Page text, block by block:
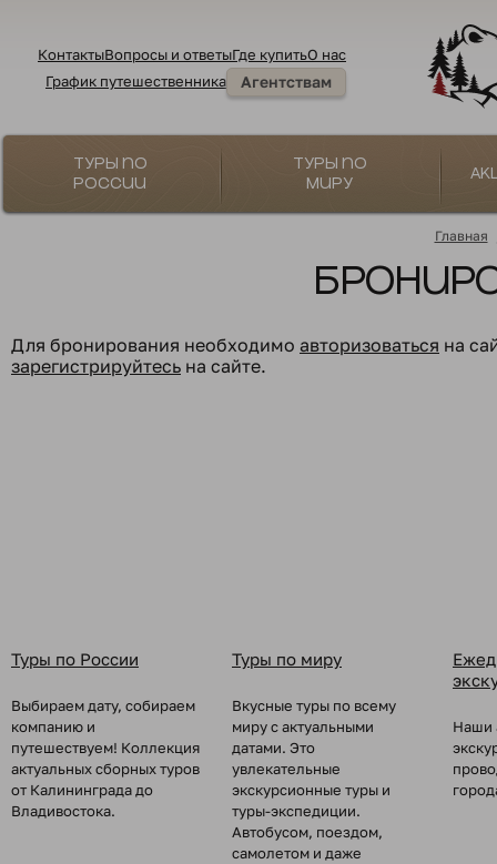
КонтактыВопросы и ответыГде купитьО нас
График путешественника
Агентствам
Туры по
России
Туры по
миру
Главная
Для бронирования необходимо авторизоваться на
зарегистрируйтесь на сайте.
Туры по России
Выбираем дату, собираем
компанию и
путешествуем! Коллекция
актуальных сборных туров
от Калининграда до
Владивостока.
Туры по миру
Вкусные туры по всему
миру с актуальными
датами. Это
увлекательные
экскурсионные туры и
туры-экспедиции.
Автобусом, поездом,
самолетом и даже
Наши